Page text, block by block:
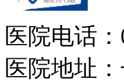
医院电话
医院地址